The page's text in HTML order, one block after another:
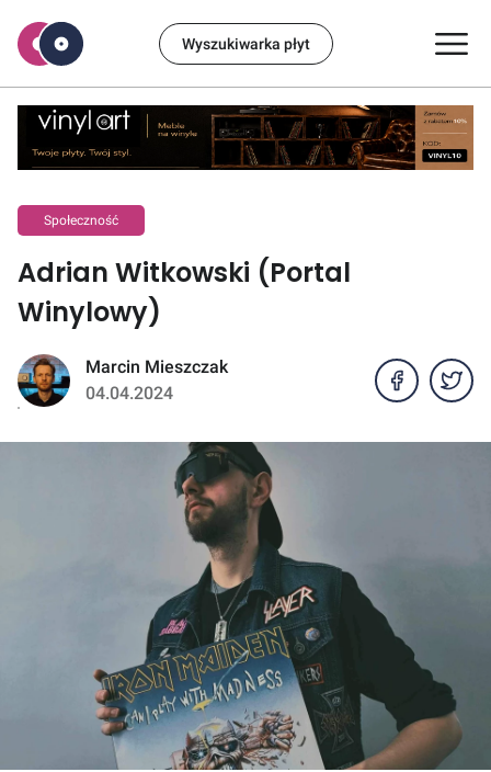
Wyszukiwarka płyt
Społeczność
Adrian Witkowski (Portal
Winylowy)
Marcin Mieszczak
04.04.2024